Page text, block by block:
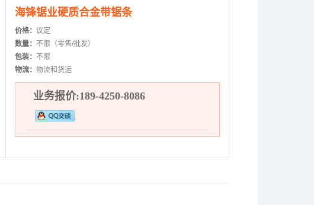
海锋锯业硬质合金带锯条
价格：议定
数量：不限（零售/批发）
包装：不限
物流：物流和货运
业务报价:189-4250-8086